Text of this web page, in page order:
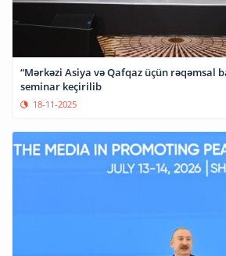
“Mərkəzi Asiya və Qafqaz üçün rəqəmsal
seminar keçirilib
18-11-2025